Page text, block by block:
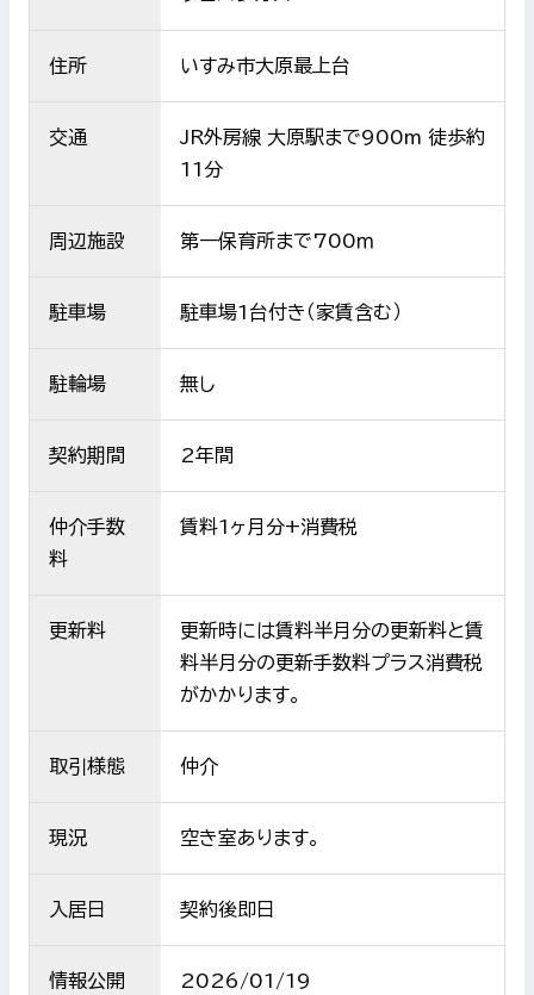
住所 いすみ市大原最上台
交通
JR外房線 大原駅まで900m 徒歩約
11分
周辺施設 第一保育所まで700ｍ
駐車場 駐車場1台付き（家賃含む）
駐輪場 無し
契約期間 2年間
仲介手数
料
賃料1ヶ月分+消費税
更新料
更新時には賃料半月分の更新料と賃
料半月分の更新手数料プラス消費税
がかかります。
取引様態 仲介
現況 空き室あります。
入居日 契約後即日
情報公開 2026/01/19